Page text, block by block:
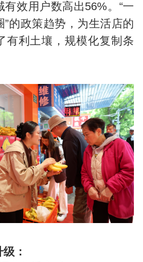
有效用户数高出56%。“一
”的政策趋势，为生活店的
有利土壤，规模化复制条
：